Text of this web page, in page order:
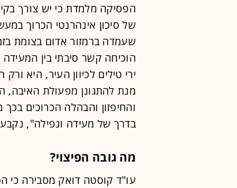
הפסיקה מלמדת כי יש צורך
של סיכון אינהרנטי הכרוך
שעמדה ברמזור אדום בצומת
הוכיחה קשר סיבתי בין
ירי טילים לכיוון העיר, היא
מנת להתגונן מפעולת האיבה,
והחיפזון והבהלה הכרוכים
בדרך של מעידה ונפילה",
מה גובה הפיצוי?
עו"ד קוסטה דואק מסבירה כי